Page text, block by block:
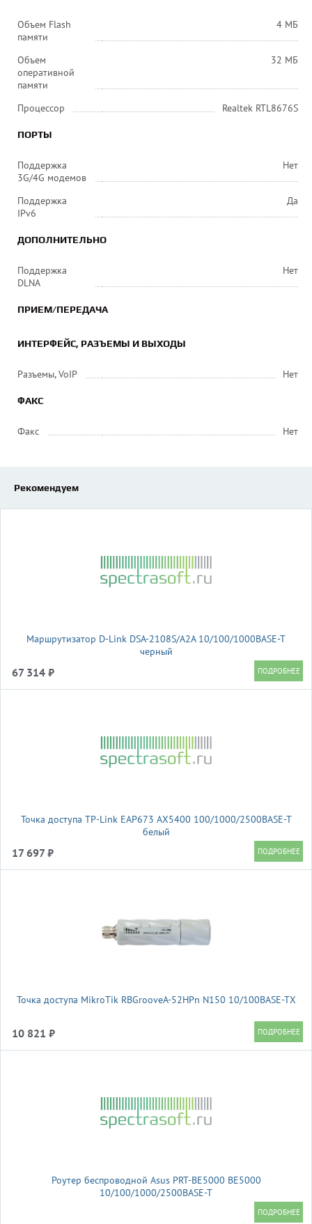
Объем Flash
памяти
4 МБ
Объем
оперативной
памяти
32 МБ
Процессор Realtek RTL8676S
ПОРТЫ
Поддержка
3G/4G модемов
Нет
Поддержка
IPv6
Да
ДОПОЛНИТЕЛЬНО
Поддержка
DLNA
Нет
ПРИЕМ/ПЕРЕДАЧА
ИНТЕРФЕЙС, РАЗЪЕМЫ И ВЫХОДЫ
Разъемы, VoIP Нет
ФАКС
Факс Нет
Рекомендуем
Маршрутизатор D-Link DSA-2108S/A2A 10/100/1000BASE-T
черный
67 314 ₽
Точка доступа TP-Link EAP673 AX5400 100/1000/2500BASE-T
белый
17 697 ₽
Точка доступа MikroTik RBGrooveA-52HPn N150 10/100BASE-TX
10 821 ₽
Роутер беспроводной Asus PRT-BE5000 BE5000
10/100/1000/2500BASE-T